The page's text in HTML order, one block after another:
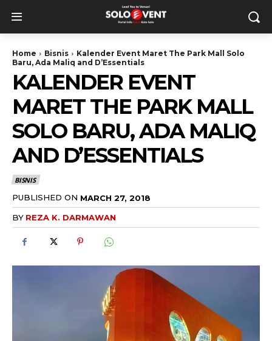
Home Bisnis
Kalender Event Maret The Park Mall Solo
Baru, Ada Maliq and D’Essentials
KALENDER EVENT
MARET THE PARK MALL
SOLO BARU, ADA MALIQ
AND D’ESSENTIALS
BISNIS
PUBLISHED ON MARCH 27, 2018
BY REZA K. DARMAWAN